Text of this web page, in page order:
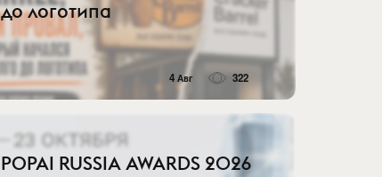
до логотипа
4 Авг 322
POPAI RUSSIA AWARDS 2026